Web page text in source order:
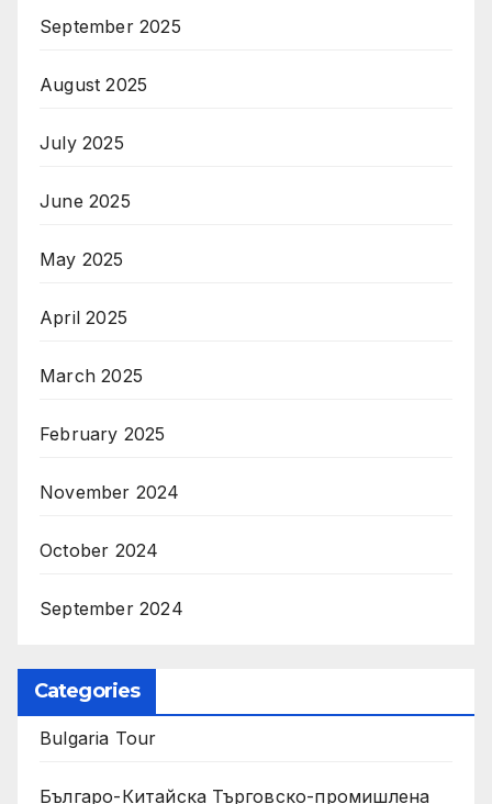
September 2025
August 2025
July 2025
June 2025
May 2025
April 2025
March 2025
February 2025
November 2024
October 2024
September 2024
Categories
Bulgaria Tour
Българо-Китайска Търговско-промишлена